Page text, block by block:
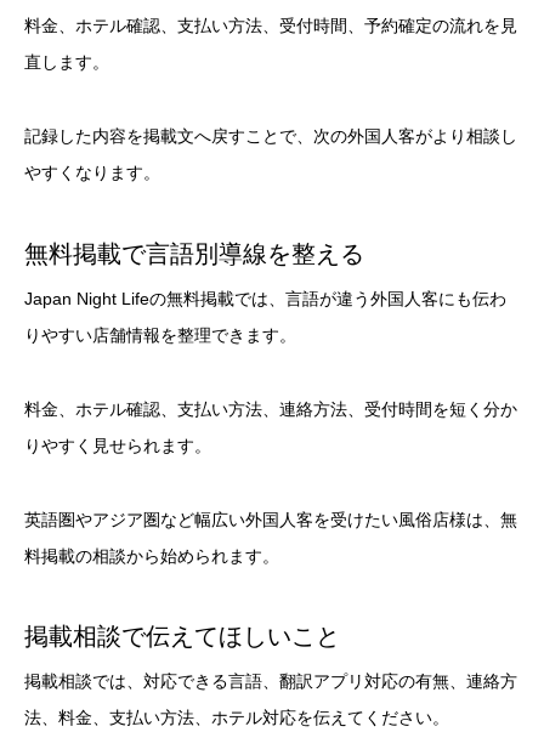
料金、ホテル確認、支払い方法、受付時間、予約確定の流れを見
直します。
記録した内容を掲載文へ戻すことで、次の外国人客がより相談し
やすくなります。
無料掲載で言語別導線を整える
Japan Night Lifeの無料掲載では、言語が違う外国人客にも伝わ
りやすい店舗情報を整理できます。
料金、ホテル確認、支払い方法、連絡方法、受付時間を短く分か
りやすく見せられます。
英語圏やアジア圏など幅広い外国人客を受けたい風俗店様は、無
料掲載の相談から始められます。
掲載相談で伝えてほしいこと
掲載相談では、対応できる言語、翻訳アプリ対応の有無、連絡方
法、料金、支払い方法、ホテル対応を伝えてください。